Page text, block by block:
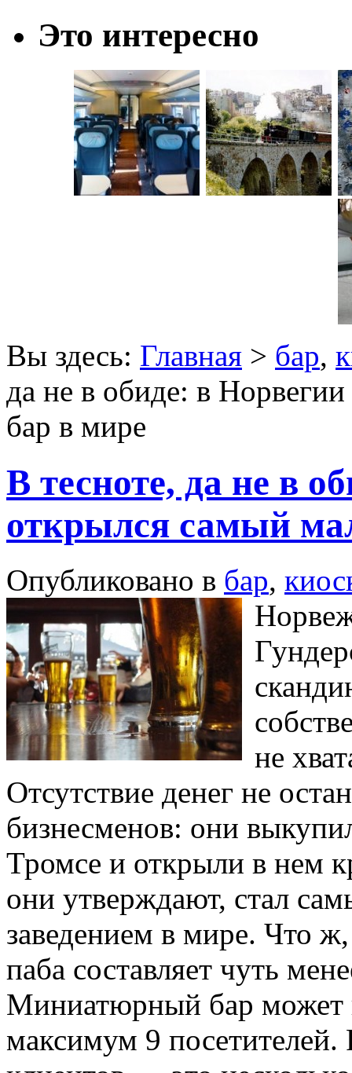
Это интересно
Вы здесь: Главная > бар,
да не в обиде: в
бар в мире
В тесноте, да не в
открылся самый
Опубликовано в бар,
не
Отсутствие денег не
бизнесменов: они
Тромсе и открыли в нем
они утверждают, стал
заведением в мире. Что
паба составляет чуть
Миниатюрный бар может
максимум 9 посетителей.